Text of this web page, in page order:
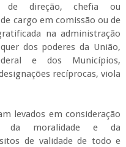
de direção, chefia ou
cargo em comissão ou de
na administração
dos poderes da União,
e dos Municípios,
recíprocas, viola
levados em consideração
da moralidade e da
de validade de todo e